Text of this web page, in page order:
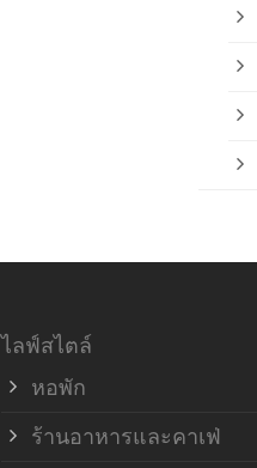
ไลฟ์สไตล์
หอพัก
ร้านอาหารและคาเฟ่